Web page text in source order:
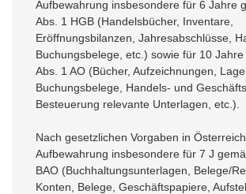
Aufbewahrung insbesondere für 6 Jahre
Abs. 1 HGB (Handelsbücher, Inventare,
Eröffnungsbilanzen, Jahresabschlüsse,
Buchungsbelege, etc.) sowie für 10
Abs. 1 AO (Bücher, Aufzeichnungen,
Buchungsbelege, Handels- und
Besteuerung relevante Unterlagen, etc.).
Nach gesetzlichen Vorgaben in
Aufbewahrung insbesondere für 7 J
BAO (Buchhaltungsunterlagen, Belege/
Konten, Belege, Geschäftspapiere,